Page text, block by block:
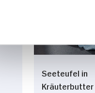
Seeteufel in
Kräuterbutter